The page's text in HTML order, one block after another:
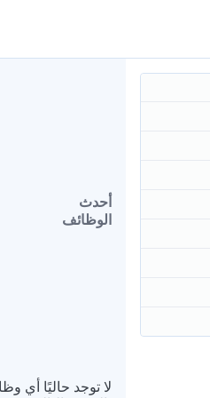
أحدث
الوظائف
لا توجد حاليًا أي